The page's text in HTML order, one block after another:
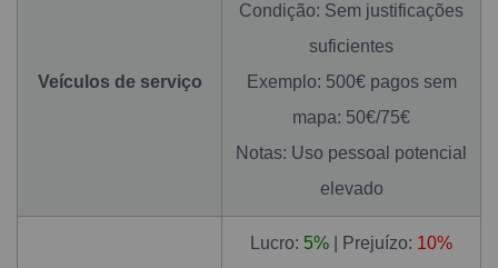
Veículos de serviço
Condição: Sem justificações
suficientes
Exemplo: 500€ pagos sem
mapa: 50€/75€
Notas: Uso pessoal potencial
elevado
Lucro: 5% | Prejuízo: 10%